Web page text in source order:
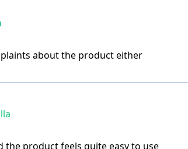
about the product either
the product feels quite easy to use